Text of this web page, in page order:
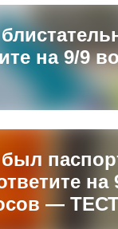
на 9/9
на
—